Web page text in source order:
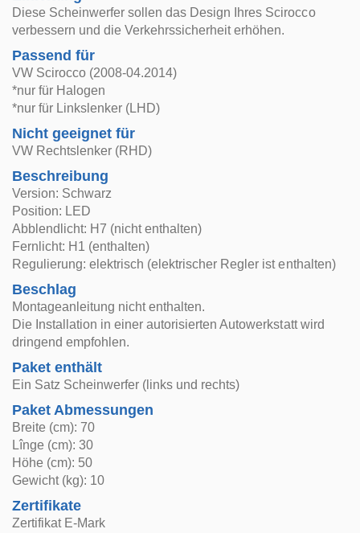
Diese Scheinwerfer sollen das Design Ihres Scirocco
verbessern und die Verkehrssicherheit erhöhen.
Passend für
VW Scirocco (2008-04.2014)
*nur für Halogen
*nur für Linkslenker (LHD)
Nicht geeignet für
VW Rechtslenker (RHD)
Beschreibung
Version: Schwarz
Position: LED
Abblendlicht: H7 (nicht enthalten)
Fernlicht: H1 (enthalten)
Regulierung: elektrisch (elektrischer Regler ist enthalten)
Beschlag
Montageanleitung nicht enthalten.
Die Installation in einer autorisierten Autowerkstatt wird
dringend empfohlen.
Paket enthält
Ein Satz Scheinwerfer (links und rechts)
Paket Abmessungen
Breite (cm): 70
Lînge (cm): 30
Höhe (cm): 50
Gewicht (kg): 10
Zertifikate
Zertifikat E-Mark